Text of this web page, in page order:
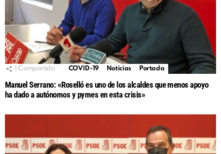
Compartido COVID-19 Noticias Portada
Manuel Serrano: «Roselló es uno de los alcaldes que menos apoyo
ha dado a autónomos y pymes en esta crisis»